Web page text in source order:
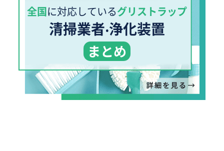
全国に対応しているグリストラップ
清掃業者‧浄化装置
まとめ